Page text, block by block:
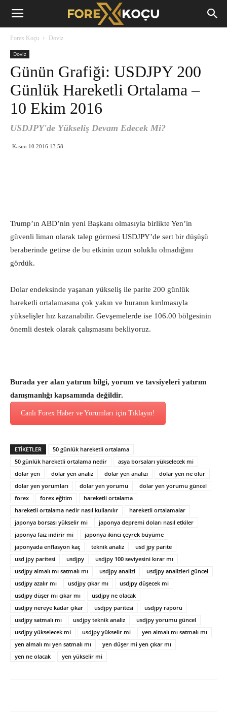
Forex
Forex Koçu Doviz
Doviz
Günün Grafiği: USDJPY 200
Günlük Hareketli Ortalama –
10 Ekim 2016
USDJPY'de Yükseliş Devam Edecek Mi?
Kasım 10 2016 13:58
Trump’ın ABD’nin yeni Başkanı olmasıyla birlikte Yen’in
güvenli liman olarak talep görmesi USDJPY’de sert bir düşüşü
beraberinde getirse de bu etkinin uzun soluklu olmadığını
gördük.
Dolar endeksinde yaşanan yükseliş ile parite 200 günlük
hareketli ortalamasına çok yakın ve buranın kırılmasıyla
yükselişler hız kazanabilir. Gevşemelerde ise 106.00 bölgesinin
önemli destek olarak çalışmasını bekliyoruz.
Burada yer alan yatırım bilgi, yorum ve tavsiyeleri yatırım
danışmanlığı kapsamında değildir.
Canlı Forex Haber ve Yorumları için Tıklayın!
ETİKETLER
50 günlük hareketli ortalama
50 günlük hareketli ortalama nedir
asya borsaları yükselecek mi
dolar yen
dolar yen analiz dolar yen analizi
dolar yen ne olur
dolar yen yorumları
dolar yen yorumu
dolar yen yorumu güncel
forex
forex eğitim
hareketli ortalama
hareketli ortalama nedir nasıl kullanılır
hareketli ortalamalar
japonya borsası yükselir mi
japonya depremi doları nasıl etkiler
japonya faiz indirir mi
japonya ikinci çeyrek büyüme
japonyada enflasyon kaç
teknik analiz
usd jpy parite
usd jpy paritesi
usdjpy
usdjpy 100 seviyesini kırar mı
usdjpy almalı mı satmalı mı
usdjpy analizi
usdjpy analizleri güncel
usdjpy azalır mı
usdjpy çıkar mı
usdjpy düşecek mi
usdjpy düşer mi çıkar mı
usdjpy ne olacak
usdjpy nereye kadar çıkar
usdjpy paritesi
usdjpy raporu
usdjpy satmalı mı
usdjpy teknik analiz
usdjpy yorumu güncel
usdjpy yükselecek mi
usdjpy yükselir mi
yen almalı mı satmalı mı
yen almalı mı yen satmalı mı
yen düşer mi yen çıkar mı
yen ne olacak
yen yükselir mi